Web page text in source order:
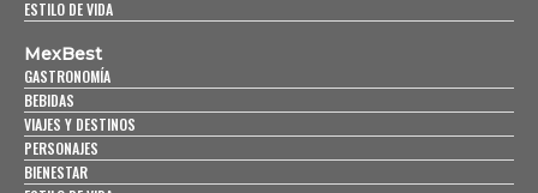
ESTILO DE VIDA
MexBest
GASTRONOMÍA
BEBIDAS
VIAJES Y DESTINOS
PERSONAJES
BIENESTAR